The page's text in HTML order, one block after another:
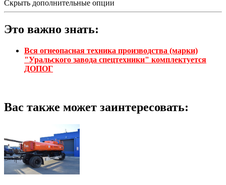
Скрыть дополнительные опции
Это важно знать:
Вся огнеопасная техника производства (марки)
"Уральского завода спецтехники" комплектуется
ДОПОГ
Вас также может заинтересовать: